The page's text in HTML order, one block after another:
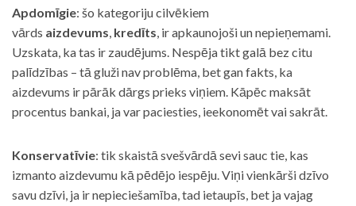
Apdomīgie: šo kategoriju cilvēkiem
vārds aizdevums, kredīts, ir apkaunojoši un nepieņemami.
Uzskata, ka tas ir zaudējums. Nespēja tikt galā bez citu
palīdzības – tā gluži nav problēma, bet gan fakts, ka
aizdevums ir pārāk dārgs prieks viņiem. Kāpēc maksāt
procentus bankai, ja var paciesties, ieekonomēt vai sakrāt.
Konservatīvie: tik skaistā svešvārdā sevi sauc tie, kas
izmanto aizdevumu kā pēdējo iespēju. Viņi vienkārši dzīvo
savu dzīvi, ja ir nepieciešamība, tad ietaupīs, bet ja vajag